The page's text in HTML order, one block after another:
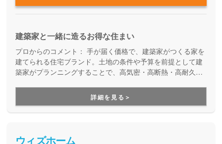
建築家と一緒に造るお得な住まい
プロからのコメント： 手が届く価格で、建築家がつくる家を
建てられる住宅ブランド。土地の条件や予算を前提として建
築家がプランニングすることで、高気密・高断熱・高耐久
っこよく、暮らしやすく、性能も良い家をご提案していま
す。
詳細を見る＞
ウィズホーム